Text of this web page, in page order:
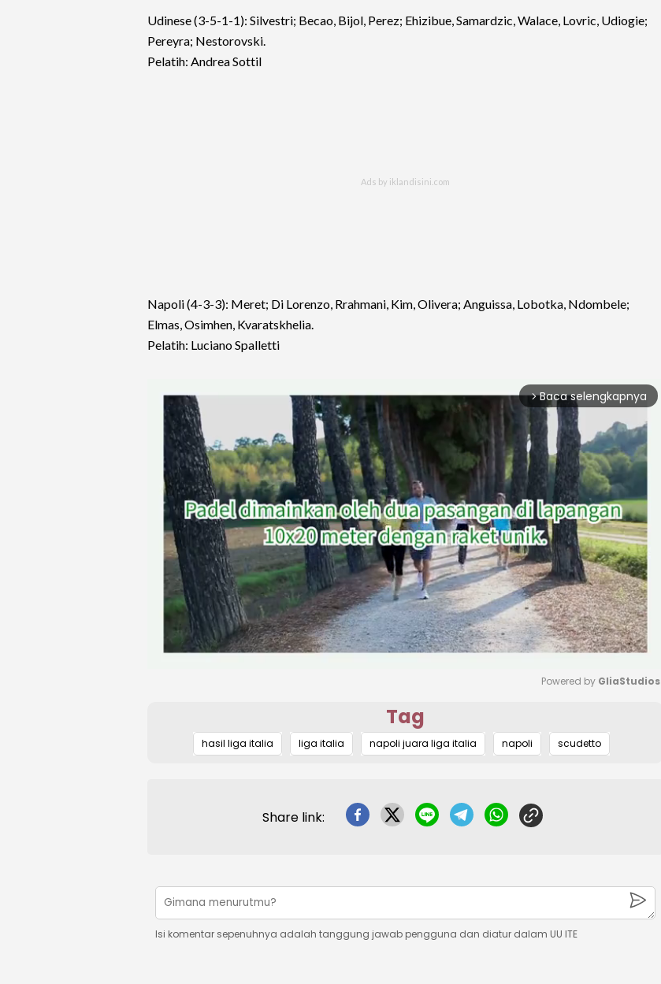
Udinese (3-5-1-1): Silvestri; Becao, Bijol, Perez; Ehizibue, Samardzic, Walace, Lovric, Udiogie;
Pereyra; Nestorovski.
Pelatih: Andrea Sottil
Napoli (4-3-3): Meret; Di Lorenzo, Rrahmani, Kim, Olivera; Anguissa, Lobotka, Ndombele;
Elmas, Osimhen, Kvaratskhelia.
Pelatih: Luciano Spalletti
arrow_forward_ios Baca selengkapnya
Powered by GliaStudios
Tag
hasil liga italia liga italia napoli juara liga italia napoli scudetto
Share link:
Isi komentar sepenuhnya adalah tanggung jawab pengguna dan diatur dalam UU ITE